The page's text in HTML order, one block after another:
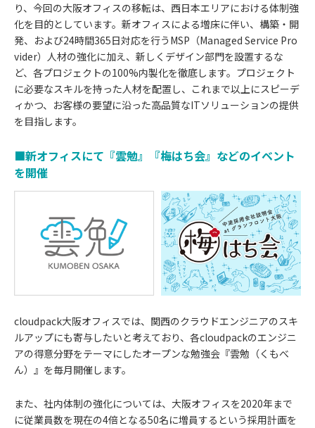
り、今回の大阪オフィスの移転は、西日本エリアにおける体制強
化を目的としています。新オフィスによる増床に伴い、構築・開
発、および24時間365日対応を行うMSP（Managed Service Pro
vider）人材の強化に加え、新しくデザイン部門を設置するな
ど、各プロジェクトの100%内製化を徹底します。プロジェクト
に必要なスキルを持った人材を配置し、これまで以上にスピーデ
ィかつ、お客様の要望に沿った高品質なITソリューションの提供
を目指します。
■新オフィスにて『雲勉』『梅はち会』などのイベント
を開催
cloudpack大阪オフィスでは、関西のクラウドエンジニアのスキ
ルアップにも寄与したいと考えており、各cloudpackのエンジニ
アの得意分野をテーマにしたオープンな勉強会『雲勉（くもべ
ん）』を毎月開催します。
また、社内体制の強化については、大阪オフィスを2020年まで
に従業員数を現在の4倍となる50名に増員するという採用計画を